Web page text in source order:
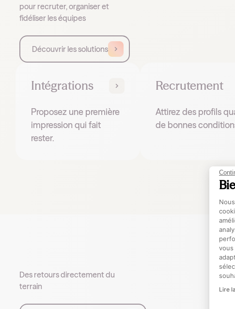
Lire
pour recruter, organiser et
fidéliser les équipes
Découvrir les solutions
Intégrations
Proposez une première
impression qui fait
rester.
Recrutement
Attirez des profils
de bonnes
Des retours directement du
terrain